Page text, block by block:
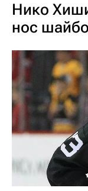
Нико
нос